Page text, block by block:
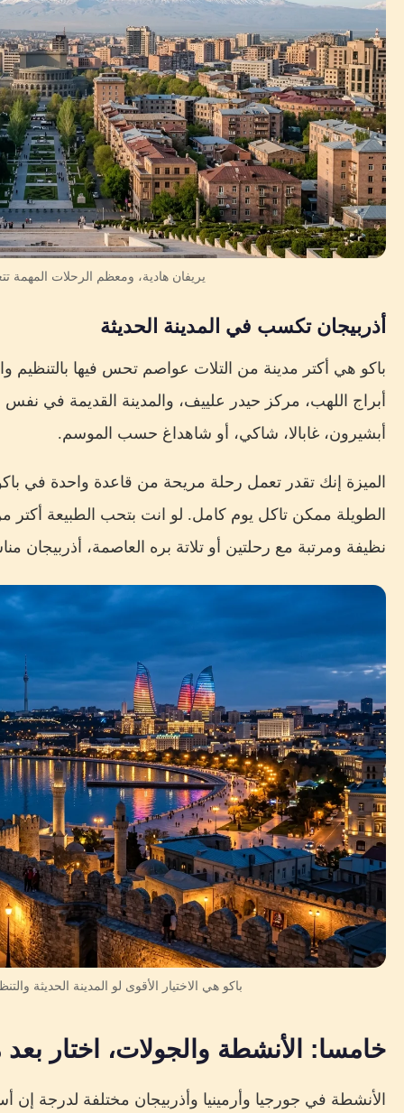
يريفان هادية، ومعظم الرحلات المهمة
أذربيجان تكسب في المدينة الحديثة
باكو هي أكتر مدينة من التلات عواصم تحس فيها بالتنظيم
أبراج اللهب، مركز حيدر علييف، والمدينة القديمة في
أبشيرون، غابالا، شاكي، أو شاهداغ حسب الموسم.
الميزة إنك تقدر تعمل رحلة مريحة من قاعدة واحدة في
الطويلة ممكن تاكل يوم كامل. لو انت بتحب الطبيعة أكتر
نظيفة ومرتبة مع رحلتين أو تلاتة بره العاصمة، أذربيجان
باكو هي الاختيار الأقوى لو المدينة الحديثة
خامسا: الأنشطة والجولات، اختار
الأنشطة في جورجيا وأرمينيا وأذربيجان مختلفة لدرجة